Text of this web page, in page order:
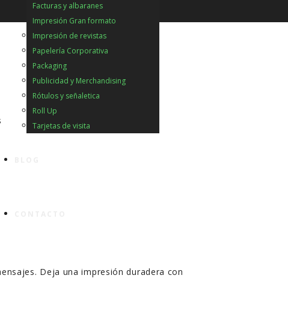
Facturas y albaranes
Impresión Gran formato
Impresión de revistas
Papelería Corporativa
Packaging
Publicidad y Merchandising
Rótulos y señaletica
Roll Up
Tarjetas de visita
Deja una impresión duradera con